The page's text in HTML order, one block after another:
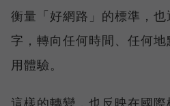
衡量「好網路」的標準，
字，轉向任何時間、任何
用體驗。
這樣的轉變，也反映在國